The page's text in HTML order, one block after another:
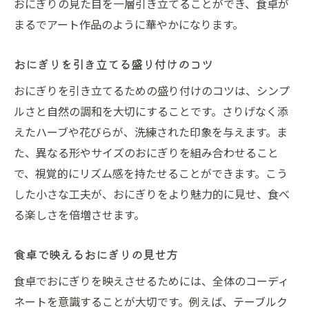
まるでアート作品のように華やかになります。
おにぎりを引き立てる盛り付けのコツ
おにぎりを引き立てるための盛り付けのコツは、シンプ
ルさと自然の調和を大切にすることです。さりげなく添
えたハーブや花びらが、洗練された印象を与えます。ま
た、異なる形やサイズのおにぎりを組み合わせること
で、視覚的にリズム感を持たせることができます。こう
した小さな工夫が、おにぎりをより魅力的に見せ、食べ
る楽しさを倍増させます。
食卓で映えるおにぎりの見せ方
食卓でおにぎりを映えさせるためには、全体のコーディ
ネートを意識することが大切です。例えば、テーブルク